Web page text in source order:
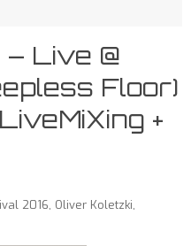
Live @
Floor)
+
2016, Oliver Koletzki,